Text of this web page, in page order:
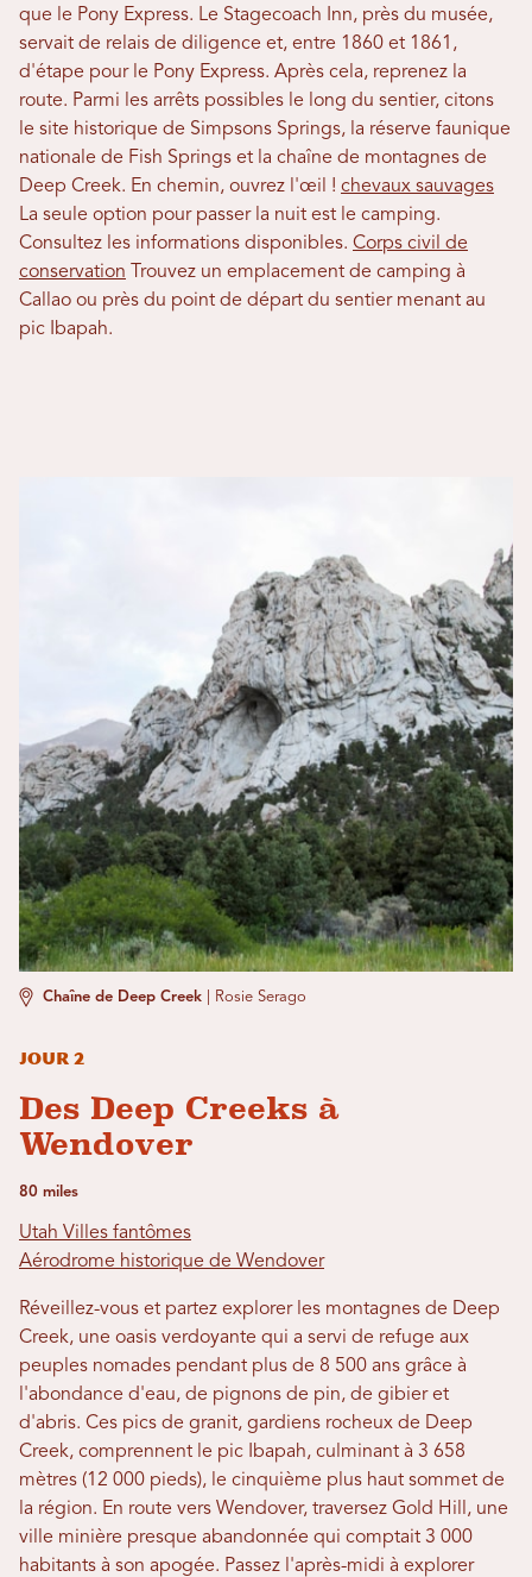
que le Pony Express. Le Stagecoach Inn, près du musée,
servait de relais de diligence et, entre 1860 et 1861,
d'étape pour le Pony Express. Après cela, reprenez la
route. Parmi les arrêts possibles le long du sentier, citons
le site historique de Simpsons Springs, la réserve faunique
nationale de Fish Springs et la chaîne de montagnes de
Deep Creek. En chemin, ouvrez l'œil ! chevaux sauvages
La seule option pour passer la nuit est le camping.
Consultez les informations disponibles. Corps civil de
conservation Trouvez un emplacement de camping à
Callao ou près du point de départ du sentier menant au
pic Ibapah.
Chaîne de Deep Creek Rosie Serago
Jour 2
Des Deep Creeks à
Wendover
80 miles
Utah Villes fantômes
Aérodrome historique de Wendover
Réveillez-vous et partez explorer les montagnes de Deep
Creek, une oasis verdoyante qui a servi de refuge aux
peuples nomades pendant plus de 8 500 ans grâce à
l'abondance d'eau, de pignons de pin, de gibier et
d'abris. Ces pics de granit, gardiens rocheux de Deep
Creek, comprennent le pic Ibapah, culminant à 3 658
mètres (12 000 pieds), le cinquième plus haut sommet de
la région. En route vers Wendover, traversez Gold Hill, une
ville minière presque abandonnée qui comptait 3 000
habitants à son apogée. Passez l'après-midi à explorer